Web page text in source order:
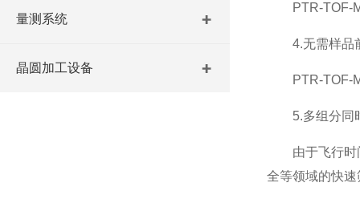
量测系统
晶圆加工设备
PTR-TOF-MS
4.无需样品
PTR-TOF-MS
5.多组分同
由于飞行时间
全等领域的快